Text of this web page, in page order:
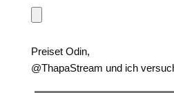
Preiset Odin,
@ThapaStream und ich